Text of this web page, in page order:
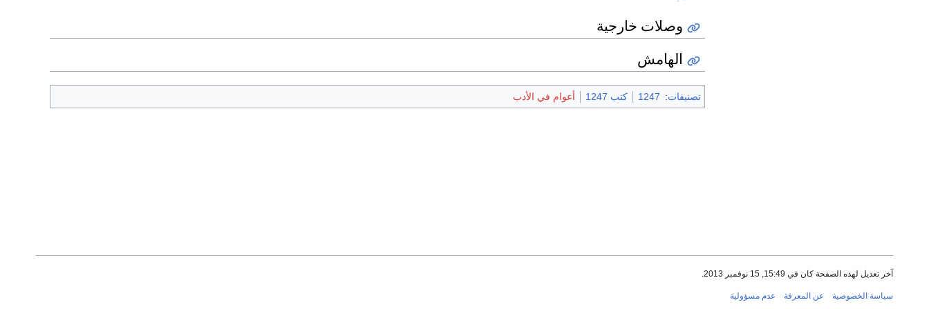
وصلات خارجية
الهامش
تصنيفات:
1247 كتب 1247 أعوام في الأدب
آخر تعديل لهذه الصفحة كان في 15:49, 15 نوفمبر 2013.
سياسة الخصوصية عن المعرفة عدم مسؤولية